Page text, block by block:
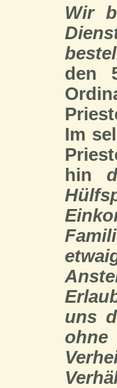
Wir
den
Im
hin
uns